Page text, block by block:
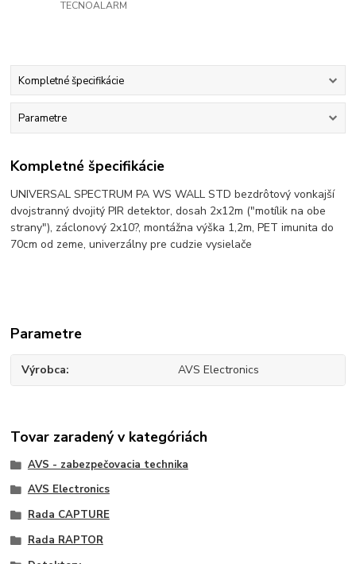
TECNOALARM
Kompletné špecifikácie
Parametre
Kompletné špecifikácie
UNIVERSAL SPECTRUM PA WS WALL STD bezdrôtový vonkajší
dvojstranný dvojitý PIR detektor, dosah 2x12m ("motílik na obe
strany"), záclonový 2x10?, montážna výška 1,2m, PET imunita do
70cm od zeme, univerzálny pre cudzie vysielače
Parametre
Výrobca AVS Electronics
Tovar zaradený v kategóriách
AVS - zabezpečovacia technika
AVS Electronics
Rada CAPTURE
Rada RAPTOR